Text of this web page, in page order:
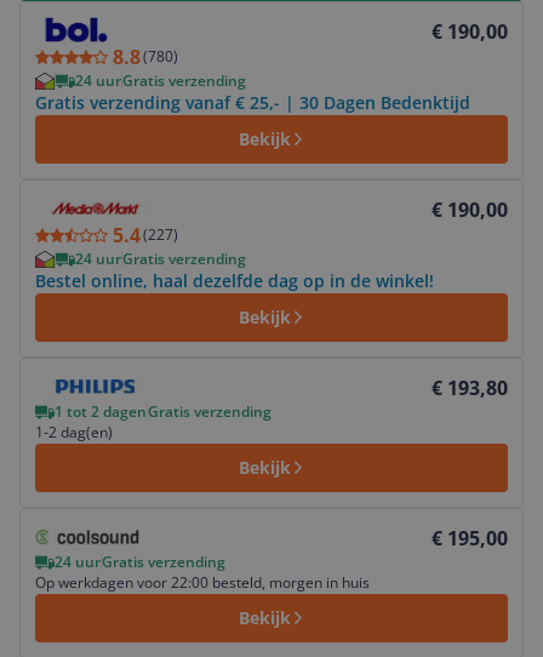
8.8(780)
€ 190,00
24 uurGratis verzending
Gratis verzending vanaf € 25,- | 30 Dagen Bedenktijd
Bekijk
Bekijk product
5.4(227)
€ 190,00
24 uurGratis verzending
Bestel online, haal dezelfde dag op in de winkel!
Bekijk
€ 193,80
1 tot 2 dagenGratis verzending
1-2 dag(en)
Bekijk
€ 195,00
24 uurGratis verzending
Op werkdagen voor 22:00 besteld, morgen in huis
Bekijk